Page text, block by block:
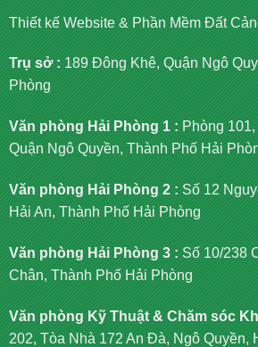
Thiết kế Website & Phần Mềm Đất
Trụ sở :189 Đông Khê, Quận Ngô
Phòng
Văn phòng Hải Phòng 1 : Phòng
Quận Ngô Quyền, Thành Phố Hải
Văn phòng Hải Phòng 2 : Số 12
Hải An, Thành Phố Hải Phòng
Văn phòng Hải Phòng 3 : Số 10/238
Chân, Thành Phố Hải Phòng
Văn phòng Kỹ Thuật & Chăm sóc
202, Tòa Nhà 172 An Đà, Ngô Quyền,